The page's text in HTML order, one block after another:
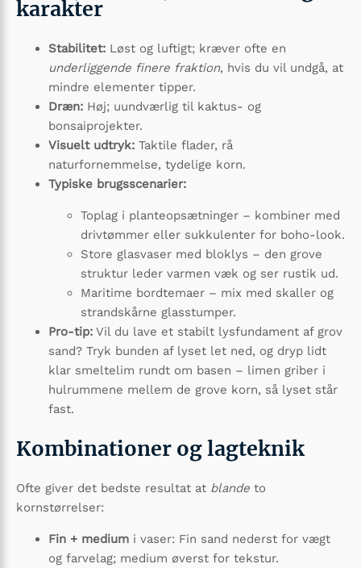
karakter
Stabilitet: Løst og luftigt; kræver ofte en
underliggende finere fraktion, hvis du vil undgå, at
mindre elementer tipper.
Dræn: Høj; uundværlig til kaktus- og
bonsaiprojekter.
Visuelt udtryk: Taktile flader, rå
naturfornemmelse, tydelige korn.
Typiske brugsscenarier:
Toplag i planteopsætninger – kombiner med
drivtømmer eller sukkulenter for boho-look.
Store glasvaser med bloklys – den grove
struktur leder varmen væk og ser rustik ud.
Maritime bordtemaer – mix med skaller og
strandskårne glasstumper.
Pro-tip: Vil du lave et stabilt lysfundament af grov
sand? Tryk bunden af lyset let ned, og dryp lidt
klar smeltelim rundt om basen – limen griber i
hulrummene mellem de grove korn, så lyset står
fast.
Kombinationer og lagteknik
Ofte giver det bedste resultat at blande to
kornstørrelser:
Fin + medium i vaser: Fin sand nederst for vægt
og farvelag; medium øverst for tekstur.